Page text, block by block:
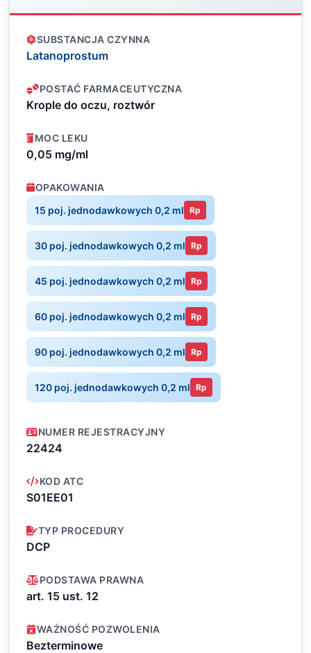
SUBSTANCJA CZYNNA
Latanoprostum
POSTAĆ FARMACEUTYCZNA
Krople do oczu, roztwór
MOC LEKU
0,05 mg/ml
OPAKOWANIA
15 poj. jednodawkowych 0,2 ml Rp
30 poj. jednodawkowych 0,2 ml Rp
45 poj. jednodawkowych 0,2 ml Rp
60 poj. jednodawkowych 0,2 ml Rp
90 poj. jednodawkowych 0,2 ml Rp
120 poj. jednodawkowych 0,2 ml Rp
NUMER REJESTRACYJNY
22424
KOD ATC
S01EE01
TYP PROCEDURY
DCP
PODSTAWA PRAWNA
art. 15 ust. 12
WAŻNOŚĆ POZWOLENIA
Bezterminowe